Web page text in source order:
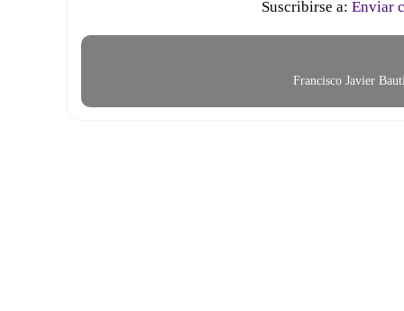
Suscribirse a: Enviar
Francisco Javier